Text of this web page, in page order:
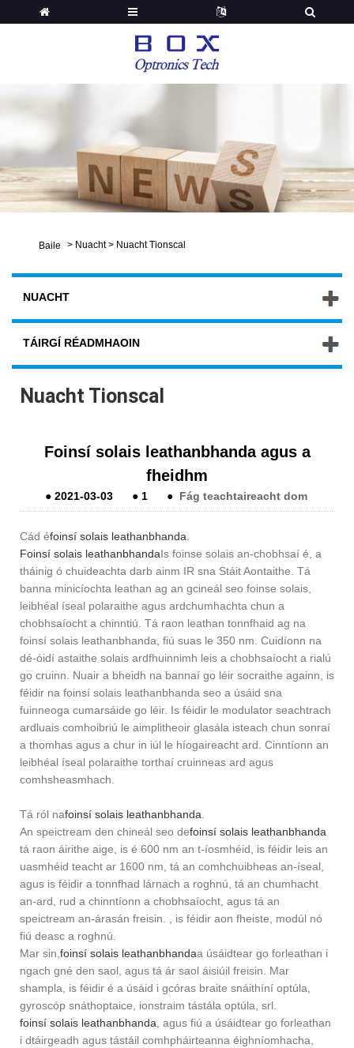
Baile > Nuacht > Nuacht Tionscal
NUACHT
TÁIRGÍ RÉADMHAOIN
Nuacht Tionscal
Foinsí solais leathanbhanda agus a
fheidhm
●2021-03-03 ●1 ● Fág teachtaireacht dom
Cád éfoinsí solais leathanbhanda.
Foinsí solais leathanbhandaIs foinse solais an-chobhsaí é, a
tháinig ó chuideachta darb ainm IR sna Stáit Aontaithe. Tá
banna minicíochta leathan ag an gcineál seo foinse solais,
leibhéal íseal polaraithe agus ardchumhachta chun a
chobhsaíocht a chinntiú. Tá raon leathan tonnfhaid ag na
foinsí solais leathanbhanda, fiú suas le 350 nm. Cuidíonn na
dé-óidí astaithe solais ardfhuinnimh leis a chobhsaíocht a rialú
go cruinn. Nuair a bheidh na bannaí go léir socraithe againn, is
féidir na foinsí solais leathanbhanda seo a úsáid sna
fuinneoga cumarsáide go léir. Is féidir le modulator seachtrach
ardluais comhoibriú le aimplitheoir glasála isteach chun sonraí
a thomhas agus a chur in iúl le híogaireacht ard. Cinntíonn an
leibhéal íseal polaraithe torthaí cruinneas ard agus
comhsheasmhach.
Tá ról nafoinsí solais leathanbhanda.
An speictream den chineál seo defoinsí solais leathanbhanda
tá raon áirithe aige, is é 600 nm an t-íosmhéid, is féidir leis an
uasmhéid teacht ar 1600 nm, tá an comhchuibheas an-íseal,
agus is féidir a tonnfhad lárnach a roghnú, tá an chumhacht
an-ard, rud a chinntíonn a chobhsaíocht, agus tá an
speictream an-árasán freisin. , is féidir aon fheiste, modúl nó
fiú deasc a roghnú.
Mar sin,foinsí solais leathanbhandaa úsáidtear go forleathan i
ngach gné den saol, agus tá ár saol áisiúil freisin. Mar
shampla, is féidir é a úsáid i gcóras braite snáithíní optúla,
gyroscóp snáthoptaice, ionstraim tástála optúla, srl.
foinsí solais leathanbhanda, agus fiú a úsáidtear go forleathan
i dtáirgeadh agus tástáil comhpháirteanna éighníomhacha,